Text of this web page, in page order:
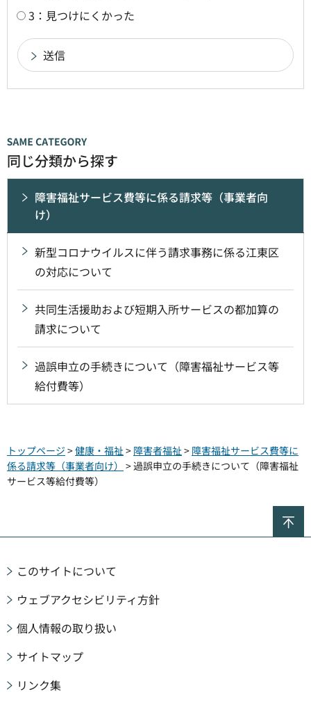
3：見つけにくかった
同じ分類から探す
障害福祉サービス費等に係る請求等（事業者向
け）
新型コロナウイルスに伴う請求事務に係る江東区
の対応について
共同生活援助および短期入所サービスの都加算の
請求について
過誤申立の手続きについて（障害福祉サービス等
給付費等）
トップページ >健康・福祉 > 障害者福祉 > 障害福祉サービス費等に
係る請求等（事業者向け） > 過誤申立の手続きについて（障害福祉
サービス等給付費等）
このサイトについて
ウェブアクセシビリティ方針
個人情報の取り扱い
サイトマップ
リンク集